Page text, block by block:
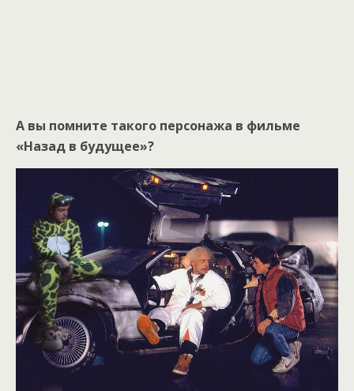
А вы помните такого персонажа в фильме
«Назад в будущее»?